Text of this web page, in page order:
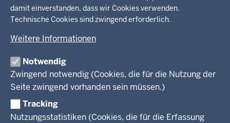
damit einverstanden, dass wir Cookies verwenden.
Technische Cookies sind zwingend erforderlich.
Weitere Informationen
Notwendig
Zwingend notwendig (Cookies, die für die Nutzung der
Seite zwingend vorhanden sein müssen.)
Tracking
Nutzungsstatistiken (Cookies, die für die Erfassung
der
Fußzeile
Ministerium
Leitung des Hauses
Organisation
Arbeitgeber Ministerium
Rechtsgrundlagen
Kultur
Wissenschaft, Forschung, Lehre und Studium
Presse
Service